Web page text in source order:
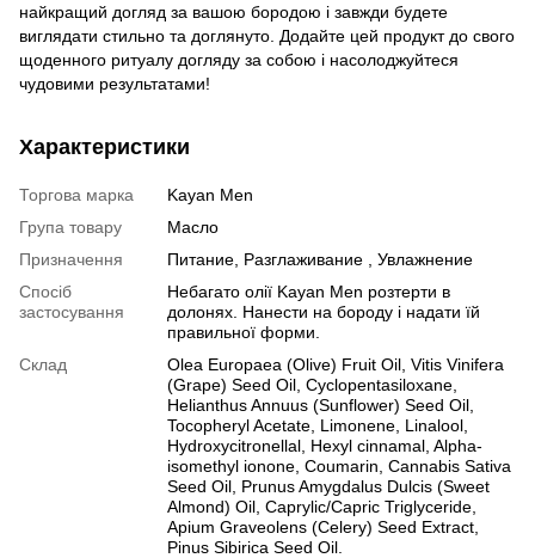
найкращий догляд за вашою бородою і завжди будете
виглядати стильно та доглянуто. Додайте цей продукт до свого
щоденного ритуалу догляду за собою і насолоджуйтеся
чудовими результатами!
Характеристики
Торгова марка
Kayan Men
Група товару
Масло
Призначення
Питание, Разглаживание , Увлажнение
Спосіб
застосування
Небагато олії Kayan Men розтерти в
долонях. Нанести на бороду і надати їй
правильної форми.
Склад
Olea Europaea (Olive) Fruit Oil, Vitis Vinifera
(Grape) Seed Oil, Cyclopentasiloxane,
Helianthus Annuus (Sunflower) Seed Oil,
Tocopheryl Acetate, Limonene, Linalool,
Hydroxycitronellal, Hexyl cinnamal, Alpha-
isomethyl ionone, Coumarin, Cannabis Sativa
Seed Oil, Prunus Amygdalus Dulcis (Sweet
Almond) Oil, Caprylic/Capric Triglyceride,
Apium Graveolens (Celery) Seed Extract,
Pinus Sibirica Seed Oil.